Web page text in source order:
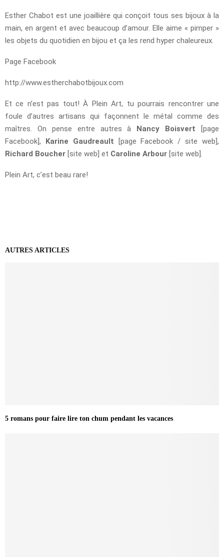
Esther Chabot est une joaillière qui conçoit tous ses bijoux à la
main, en argent et avec beaucoup d’amour. Elle aime « pimper »
les objets du quotidien en bijou et ça les rend hyper chaleureux.
Page Facebook
http://www.estherchabotbijoux.com
Et ce n’est pas tout! À Plein Art, tu pourrais rencontrer une
foule d’autres artisans qui façonnent le métal comme des
maîtres. On pense entre autres à Nancy Boisvert [page
Facebook], Karine Gaudreault [page Facebook / site web],
Richard Boucher [site web] et Caroline Arbour [site web].
Plein Art, c’est beau rare!
AUTRES ARTICLES
5 romans pour faire lire ton chum pendant les vacances